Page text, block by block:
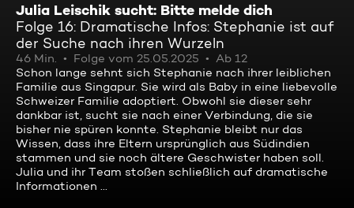
Julia Leischik sucht: Bitte melde dich
Folge 16: Dramatische Infos: Stephanie ist auf
der Suche nach ihren Wurzeln
46 Min. Folge vom 25.05.2025
Ab 12
Schon lange sehnt sich Stephanie nach ihrer leiblichen
Familie aus Singapur. Sie wird als Baby in eine liebevolle
Schweizer Familie adoptiert. Obwohl sie dieser sehr
dankbar ist, sucht sie nach einer Verbindung, die sie
bisher nie spüren konnte. Stephanie bleibt nur das
Wissen, dass ihre Eltern ursprünglich aus Südindien
stammen und sie noch ältere Geschwister haben soll.
Julia und ihr Team stoßen schließlich auf dramatische
Informationen ...